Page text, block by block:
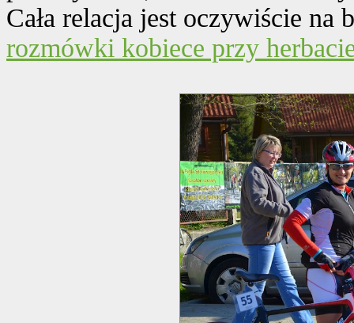
Cała relacja jest oczywiście na
rozmówki kobiece przy